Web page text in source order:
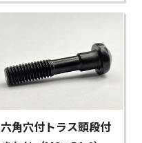
六角穴付トラス頭段付